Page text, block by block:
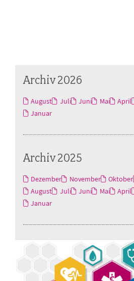
Archiv 2026
August Juli Juni Mai April
Januar
Archiv 2025
Dezember November Oktober
August
Juli Juni Mai April
Januar